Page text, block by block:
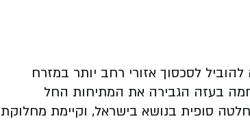
לסכסוך אזורי רחב יותר במזרח
בעזה הגבירה את המתיחות החל
החלטה סופית בנושא בישראל, וקיימת מחלוקת